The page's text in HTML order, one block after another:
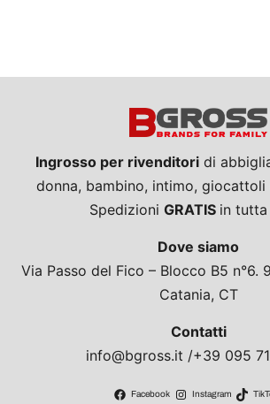
Ingrosso per rivenditoridi
donna, bambino, intimo,
Spedizioni GRATIS in tutta
Dove siamo
Via Passo del Fico – Blocco B5 n°6.
Catania, CT
Contatti
info@bgross.it /+39 095
Facebook Instagram